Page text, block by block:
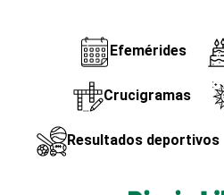
Efemérides
Crucigramas
Resultados deportivos